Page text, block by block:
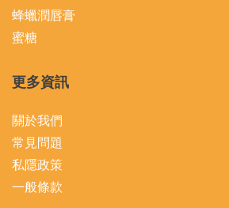
蜂蠟潤唇膏
蜜糖
更多資訊
關於我們
常見問題
私隱政策
一般條款